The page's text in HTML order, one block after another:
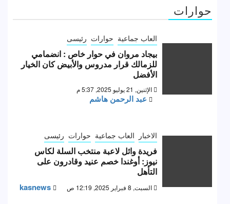
حوارات
العاب جماعية حوارات رئيسى
بيجاد مروان في حوار خاص : انضمامي
للزمالك قرار مدروس والأبيض كان الخيار
الأفضل
الإثنين, 21 يوليو 2025, 5:37 م
عبد الرحمن هاشم
الاخبار العاب جماعية حوارات رئيسى
فريدة وائل لاعبة منتخب السلة لكاس
نيوز: أوغندا خصم عنيد وقادرون على
التأهل
السبت, 8 فبراير 2025, 12:19 ص kasnews